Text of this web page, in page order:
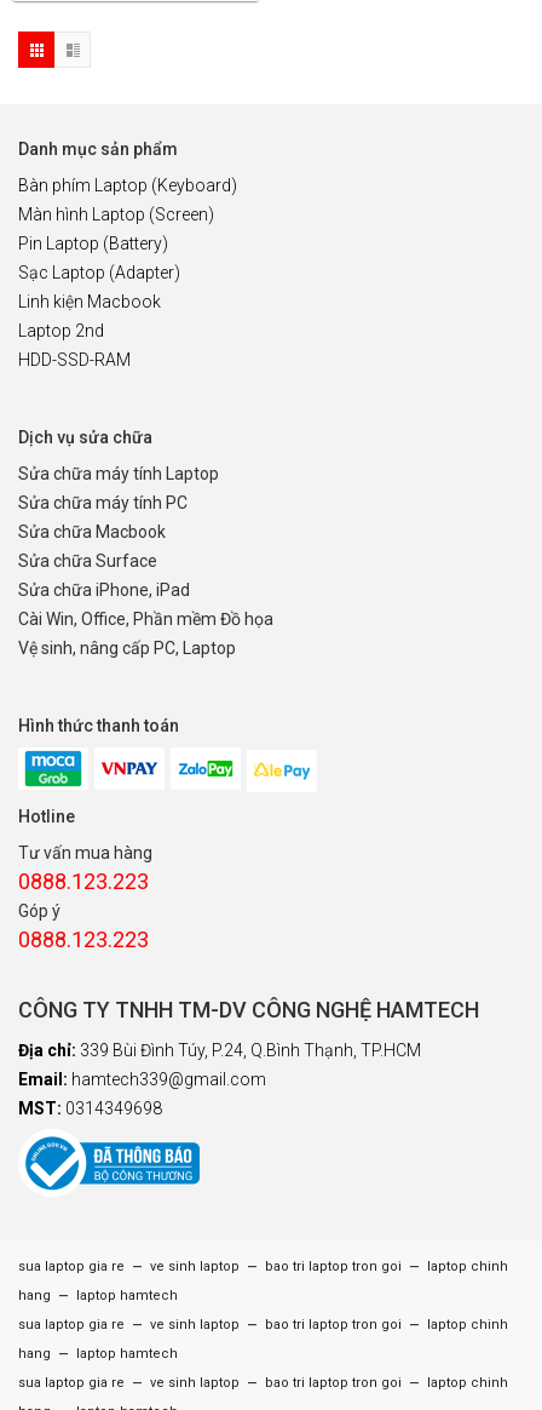
Danh mục sản phẩm
Bàn phím Laptop (Keyboard)
Màn hình Laptop (Screen)
Pin Laptop (Battery)
Sạc Laptop (Adapter)
Linh kiện Macbook
Laptop 2nd
HDD-SSD-RAM
Dịch vụ sửa chữa
Sửa chữa máy tính Laptop
Sửa chữa máy tính PC
Sửa chữa Macbook
Sửa chữa Surface
Sửa chữa iPhone, iPad
Cài Win, Office, Phần mềm Đồ họa
Vệ sinh, nâng cấp PC, Laptop
Hình thức thanh toán
Hotline
Tư vấn mua hàng
0888.123.223
Góp ý
0888.123.223
CÔNG TY TNHH TM-DV CÔNG NGHỆ HAMTECH
Địa chỉ: 339 Bùi Đình Túy, P.24, Q.Bình Thạnh, TP.HCM
Email: hamtech339@gmail.com
MST: 0314349698
sua laptop gia re – ve sinh laptop – bao tri laptop tron goi –
laptop chinh
hang
–
laptop hamtech
sua laptop gia re
– ve sinh laptop – bao tri laptop tron goi –
laptop chinh
hang
–
laptop hamtech
sua laptop gia re
– ve sinh laptop – bao tri laptop tron goi –
laptop chinh